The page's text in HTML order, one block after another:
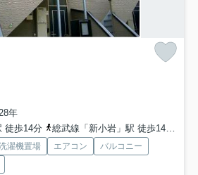
年
徒歩14分
総武線「新小岩」駅 徒歩14分
濯機置場 エアコン
バルコニー